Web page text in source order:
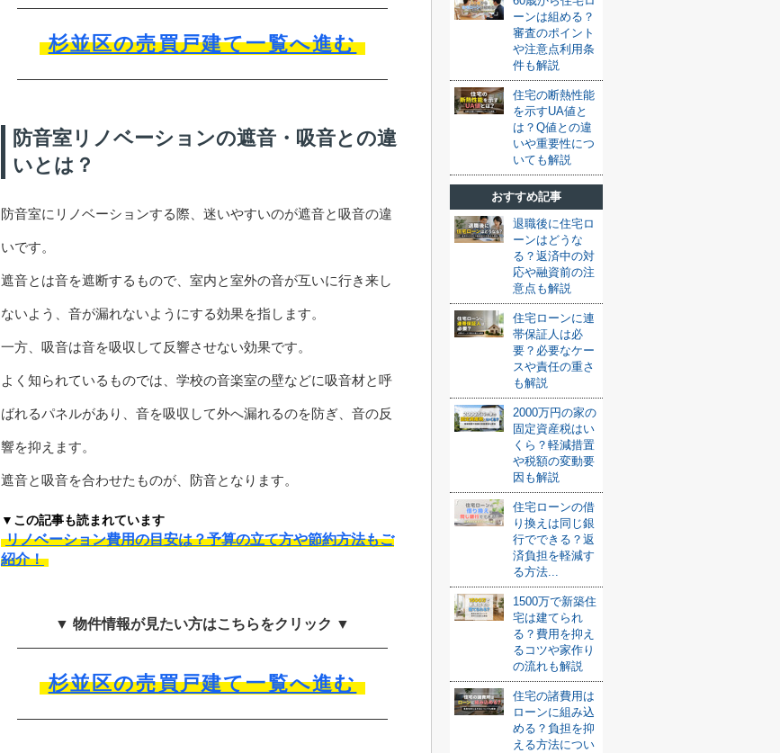
杉並区の売買戸建て一覧へ進む
防音室リノベーションの遮音・吸音との違
いとは？
防音室にリノベーションする際、迷いやすいのが遮音と吸音の違
いです。
遮音とは音を遮断するもので、室内と室外の音が互いに行き来し
ないよう、音が漏れないようにする効果を指します。
一方、吸音は音を吸収して反響させない効果です。
よく知られているものでは、学校の音楽室の壁などに吸音材と呼
ばれるパネルがあり、音を吸収して外へ漏れるのを防ぎ、音の反
響を抑えます。
遮音と吸音を合わせたものが、防音となります。
▼この記事も読まれています
リノベーション費用の目安は？予算の立て方や節約方法もご
紹介！
▼ 物件情報が見たい方はこちらをクリック ▼
杉並区の売買戸建て一覧へ進む
ーンは組める？
審査のポイント
や注意点利用条
件も解説
住宅の断熱性能
を示すUA値と
は？Q値との違
いや重要性につ
いても解説
おすすめ記事
退職後に住宅ロ
ーンはどうな
る？返済中の対
応や融資前の注
意点も解説
住宅ローンに連
帯保証人は必
要？必要なケー
スや責任の重さ
も解説
2000万円の家の
固定資産税はい
くら？軽減措置
や税額の変動要
因も解説
住宅ローンの借
り換えは同じ銀
行でできる？返
済負担を軽減す
る方法...
1500万で新築住
宅は建てられ
る？費用を抑え
るコツや家作り
の流れも解説
住宅の諸費用は
ローンに組み込
める？負担を抑
える方法につい